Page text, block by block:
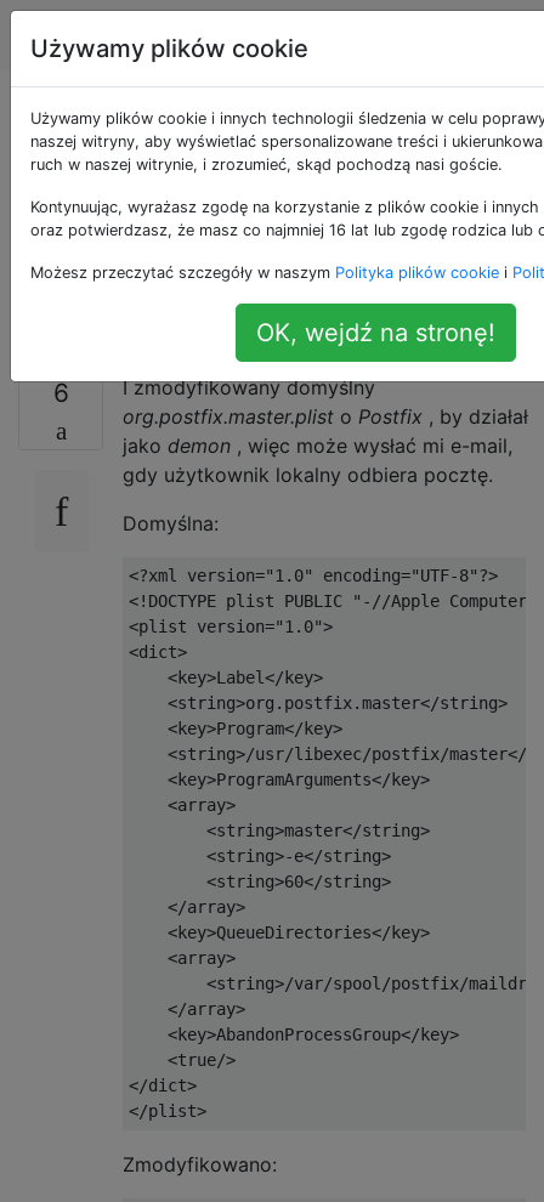
Apple Tagi
Jak na stałe
zmodyfikować
Launch Daemon pod
OS X El Capitan?
6
I zmodyfikowany domyślny
org.postfix.master.plist o Postfix , by działał
jako demon , więc może wysłać mi e-mail,
gdy użytkownik lokalny odbiera pocztę.
Domyślna:
<?xml version="1.0" encoding="UTF-8"?>
<!DOCTYPE plist PUBLIC "-//Apple
<plist
version="1.0">
<dict>
<key>Label</key>
<string>org.postfix.master</string>
<key>Program</key>
<string>/usr/libexec/postfix/master</
<key>ProgramArguments</key>
<array>
<string>master</string>
<string>-e</string>
<string>60</string>
</array>
<key>QueueDirectories</key>
<array>
<string>/var/spool/postfix/
</array>
<key>AbandonProcessGroup</key>
<true/>
</dict>
</plist>
Zmodyfikowano:
Używamy plików cookie
Używamy plików cookie i innych technologii śledzenia w celu
naszej witryny, aby wyświetlać spersonalizowane treści i
ruch w naszej witrynie, i zrozumieć, skąd pochodzą nasi goście.
Kontynuując, wyrażasz zgodę na korzystanie z plików cookie i
oraz potwierdzasz, że masz co najmniej 16 lat lub zgodę rodzica lub
Możesz przeczytać szczegóły w naszym Polityka plików cookie i
OK, wejdź na stronę!